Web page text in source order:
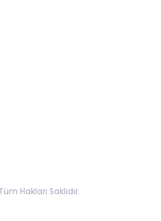
Hakları Saklıdır.